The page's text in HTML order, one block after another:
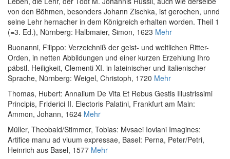
von den Böhmen, besonders Johann Zischka, ist gerochen, unnd
seine Lehr hernacher in dem Königreich erhalten worden. Theil 1
(=3. Ed.), Nürnberg: Halbmaier, Simon, 1623 Mehr
Buonanni, Filippo: Verzeichniß der geist- und weltlichen Ritter-
Orden, in netten Abbildungen und einer kurzen Erzehlung Ihro
päbstl. Heiligkeit, Clementi XI. in lateinischer und italienischer
Sprache, Nürnberg: Weigel, Christoph, 1720 Mehr
Thomas, Hubert: Annalium De Vita Et Rebus Gestis Illustrissimi
Principis, Friderici II. Electoris Palatini, Frankfurt am Main:
Ammon, Johann, 1624 Mehr
Müller, Theobald/Stimmer, Tobias: Mvsaei Ioviani Imagines:
Artifice manu ad viuum expressae, Basel: Perna, Peter/Petri,
Heinrich aus Basel, 1577 Mehr